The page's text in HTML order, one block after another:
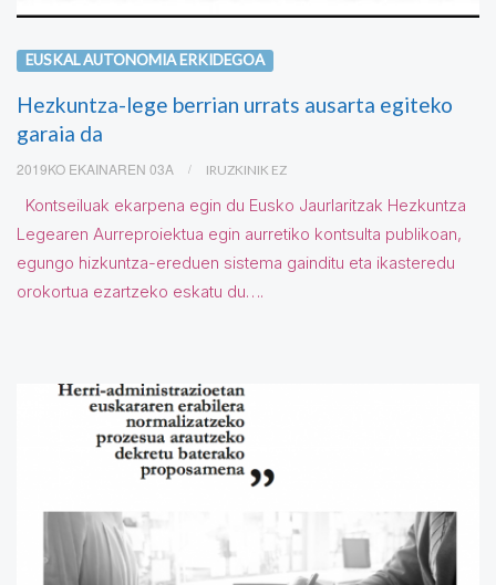
EUSKAL AUTONOMIA ERKIDEGOA
Hezkuntza-lege berrian urrats ausarta egiteko
garaia da
2019KO EKAINAREN 03A IRUZKINIK EZ
Kontseiluak ekarpena egin du Eusko Jaurlaritzak Hezkuntza
Legearen Aurreproiektua egin aurretiko kontsulta publikoan,
egungo hizkuntza-ereduen sistema gainditu eta ikasteredu
orokortua ezartzeko eskatu du….